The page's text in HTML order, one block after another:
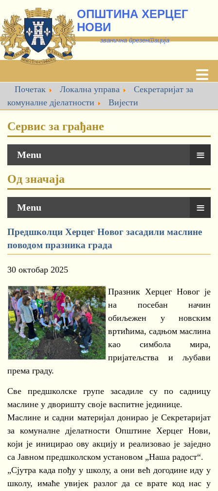
ОПШТИНА ХЕРЦЕГ
НОВИ
званична презентација
Почетак Локална управа
Секретаријат за
комуналне дјелатности
Вијести
Сервис за грађане
Menu ≡
Од значаја
Menu ≡
Предшколци Херцег Новог засадили маслине
поводом празника града
30 октобар 2025
Празник Херцег Новог је
на посебан начин
обиљежен у новским
вртићима, садњом маслина
као симбола мира,
пријатељства и љубави
према граду.
Све предшколске групе засадиле су по садницу
маслине у дворишту своје васпитне јединице.
Маслине и садни материјал донирао је Секретаријат
за комуналне дјелатности Општине Херцег Нови,
који је иницирао ову акцију и реализовао је заједно
са Јавном предшколском установом „Наша радост“.
„Сјутра када пођу у школу, а они већ догодине иду у
школу, имаће увијек разлог да се врате код нас у